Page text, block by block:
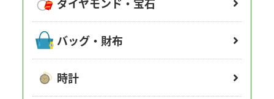
ダイヤモンド・宝石
バッグ・財布
時計